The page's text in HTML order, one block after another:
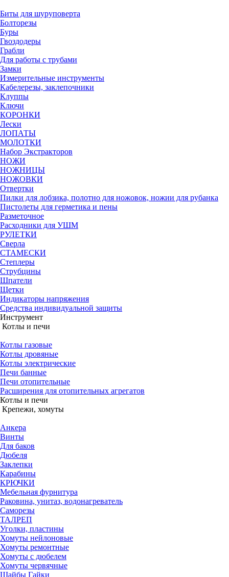
Биты для шуруповерта
Болторезы
Буры
Гвоздодеры
Грабли
Для работы с трубами
Замки
Измерительные инструменты
Кабелерезы, заклепочники
Клуппы
Ключи
КОРОНКИ
Лески
ЛОПАТЫ
МОЛОТКИ
Набор Экстракторов
НОЖИ
НОЖНИЦЫ
НОЖОВКИ
Отвертки
Пилки для лобзика, полотно для ножовок, ножии для рубанка
Пистолеты для герметика и пены
Разметочное
Расходники для УШМ
РУЛЕТКИ
Сверла
СТАМЕСКИ
Степлеры
Струбцины
Шпатели
Щетки
Индикаторы напряжения
Средства индивидуальной защиты
Инструмент
Котлы и печи
Котлы газовые
Котлы дровяные
Котлы электрические
Печи банные
Печи отопительные
Расширения для отопительных агрегатов
Котлы и печи
Крепежи, хомуты
Анкера
Винты
Для баков
Дюбеля
Заклепки
Карабины
КРЮЧКИ
Мебельная фурнитура
Раковина, унитаз, водонагреватель
Саморезы
ТАЛРЕП
Уголки, пластины
Хомуты нейлоновые
Хомуты ремонтные
Хомуты с дюбелем
Хомуты червячные
Шайбы Гайки